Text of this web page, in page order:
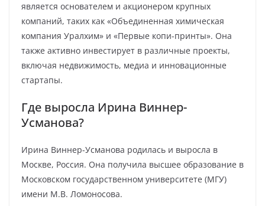
является основателем и акционером крупных
компаний, таких как «Объединенная химическая
компания Уралхим» и «Первые копи-принты». Она
также активно инвестирует в различные проекты,
включая недвижимость, медиа и инновационные
стартапы.
Где выросла Ирина Виннер-
Усманова?
Ирина Виннер-Усманова родилась и выросла в
Москве, Россия. Она получила высшее образование в
Московском государственном университете (МГУ)
имени М.В. Ломоносова.